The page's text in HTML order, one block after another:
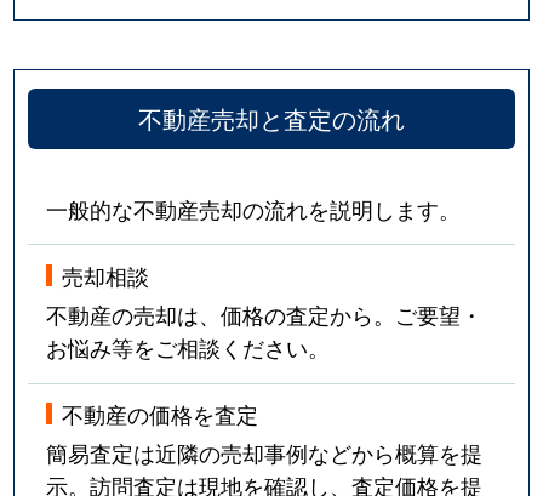
不動産売却と査定の流れ
一般的な不動産売却の流れを説明します。
売却相談
不動産の売却は、価格の査定から。ご要望・
お悩み等をご相談ください。
不動産の価格を査定
簡易査定は近隣の売却事例などから概算を提
示。訪問査定は現地を確認し、査定価格を提